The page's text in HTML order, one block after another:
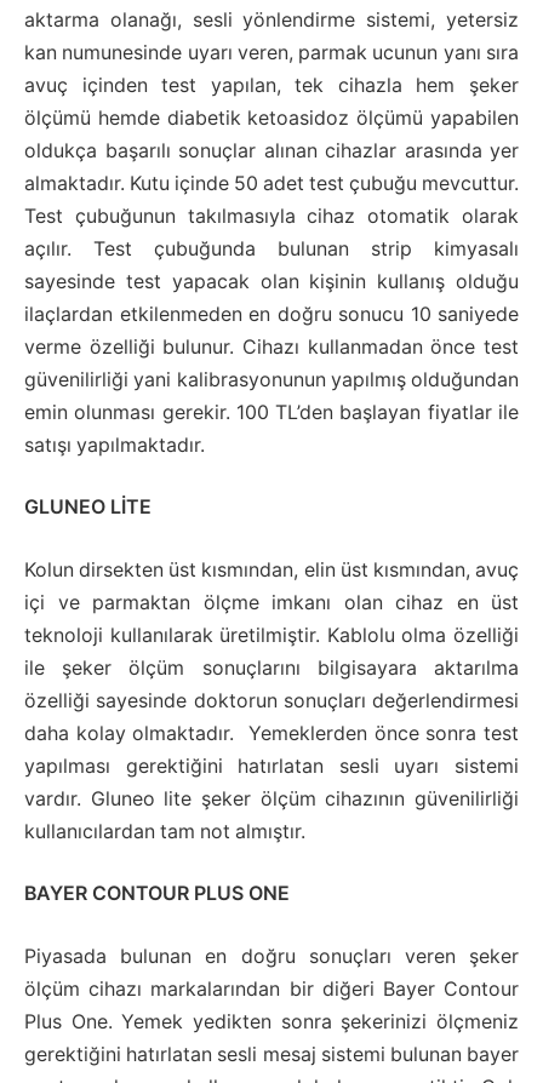
aktarma olanağı, sesli yönlendirme sistemi, yetersiz
kan numunesinde uyarı veren, parmak ucunun yanı sıra
avuç içinden test yapılan, tek cihazla hem şeker
ölçümü hemde diabetik ketoasidoz ölçümü yapabilen
oldukça başarılı sonuçlar alınan cihazlar arasında yer
almaktadır. Kutu içinde 50 adet test çubuğu mevcuttur.
Test çubuğunun takılmasıyla cihaz otomatik olarak
açılır. Test çubuğunda bulunan strip kimyasalı
sayesinde test yapacak olan kişinin kullanış olduğu
ilaçlardan etkilenmeden en doğru sonucu 10 saniyede
verme özelliği bulunur. Cihazı kullanmadan önce test
güvenilirliği yani kalibrasyonunun yapılmış olduğundan
emin olunması gerekir. 100 TL’den başlayan fiyatlar ile
satışı yapılmaktadır.
GLUNEO LİTE
Kolun dirsekten üst kısmından, elin üst kısmından, avuç
içi ve parmaktan ölçme imkanı olan cihaz en üst
teknoloji kullanılarak üretilmiştir. Kablolu olma özelliği
ile şeker ölçüm sonuçlarını bilgisayara aktarılma
özelliği sayesinde doktorun sonuçları değerlendirmesi
daha kolay olmaktadır. Yemeklerden önce sonra test
yapılması gerektiğini hatırlatan sesli uyarı sistemi
vardır. Gluneo lite şeker ölçüm cihazının güvenilirliği
kullanıcılardan tam not almıştır.
BAYER CONTOUR PLUS ONE
Piyasada bulunan en doğru sonuçları veren şeker
ölçüm cihazı markalarından bir diğeri Bayer Contour
Plus One. Yemek yedikten sonra şekerinizi ölçmeniz
gerektiğini hatırlatan sesli mesaj sistemi bulunan bayer